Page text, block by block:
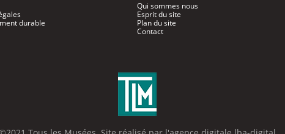
durable
Qui sommes nous
Esprit du site
Plan du site
Contact